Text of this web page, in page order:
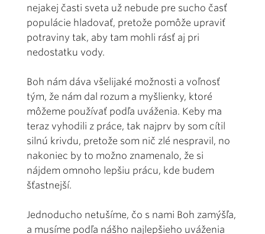
nejakej časti sveta už nebude pre sucho časť
populácie hladovať, pretože pomôže upraviť
potraviny tak, aby tam mohli rásť aj pri
nedostatku vody.
Boh nám dáva všelijaké možnosti a voľnosť
tým, že nám dal rozum a myšlienky, ktoré
môžeme používať podľa uváženia. Keby ma
teraz vyhodili z práce, tak najprv by som cítil
silnú krivdu, pretože som nič zlé nespravil, no
nakoniec by to možno znamenalo, že si
nájdem omnoho lepšiu prácu, kde budem
šťastnejší.
Jednoducho netušíme, čo s nami Boh zamýšľa,
a musíme podľa nášho najlepšieho uváženia